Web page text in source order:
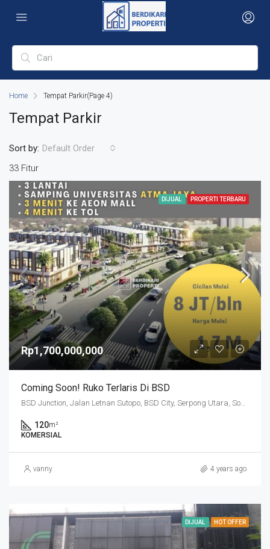
Home Tempat Parkir(Page 4)
Tempat Parkir
33 Fitur
Sort by: Default Order
DIJUAL PROPERTI TERBARU
Rp1,700,000,000
Coming Soon! Ruko Terlaris Di BSD
120m²
KOMERSIAL
vanny 4 years ago
DIJUAL HOT OFFER